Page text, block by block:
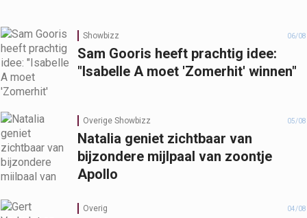
Showbizz 06/08
Sam Gooris heeft prachtig idee:
"Isabelle A moet 'Zomerhit' winnen"
Overige Showbizz 05/08
Natalia geniet zichtbaar van
bijzondere mijlpaal van zoontje
Apollo
Overig 04/08